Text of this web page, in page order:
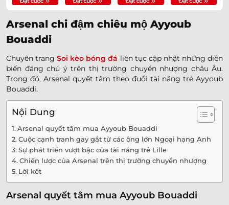
Arsenal chi đậm chiêu mộ Ayyoub
Bouaddi
Chuyên trangSoi kèo bóng đá liên tục cập nhật những diễn
biến đáng chú ý trên thị trường chuyển nhượng châu Âu.
Trong đó, Arsenal quyết tâm theo đuổi tài năng trẻ Ayyoub
Bouaddi.
Nội Dung
Arsenal quyết tâm mua Ayyoub Bouaddi
Cuộc cạnh tranh gay gắt từ các ông lớn Ngoại hạng Anh
Sự phát triển vượt bậc của tài năng trẻ Lille
Chiến lược của Arsenal trên thị trường chuyển nhượng
Lời kết
Arsenal quyết tâm mua Ayyoub Bouaddi